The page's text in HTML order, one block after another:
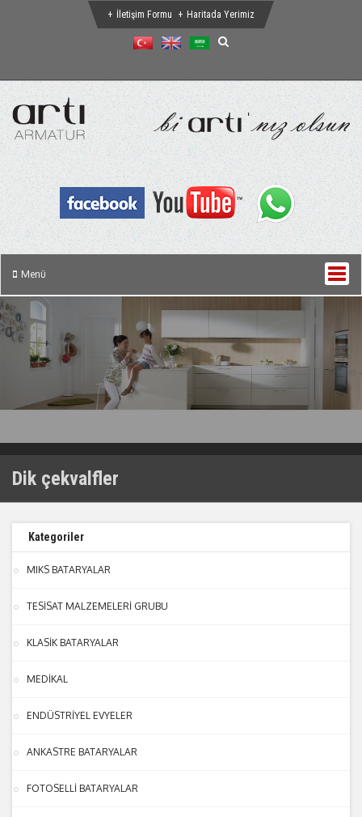
İletişim Formu Haritada Yerimiz
Menü
Dik çekvalfler
Kategoriler
MIKS BATARYALAR
TESİSAT MALZEMELERİ GRUBU
KLASİK BATARYALAR
MEDİKAL
ENDÜSTRİYEL EVYELER
ANKASTRE BATARYALAR
FOTOSELLİ BATARYALAR